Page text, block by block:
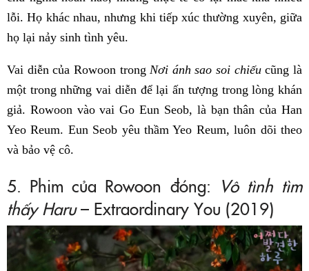
lỗi. Họ khác nhau, nhưng khi tiếp xúc thường xuyên, giữa
họ lại nảy sinh tình yêu.
Vai diễn của Rowoon trongNơi ánh sao soi chiếucũng là
một trong những vai diễn để lại ấn tượng trong lòng khán
giả. Rowoon vào vai Go Eun Seob, là bạn thân của Han
Yeo Reum. Eun Seob yêu thầm Yeo Reum, luôn dõi theo
và bảo vệ cô.
5. Phim của Rowoon đóng: Vô tình tìm
thấy Haru– Extraordinary You (2019)